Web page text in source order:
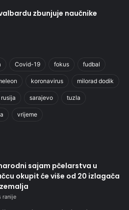
zbunjuje naučnike
Covid-19 fokus fudbal
koronavirus milorad dodik
rusija sarajevo tuzla
vrijeme
sajam pčelarstva u
okupit će više od 20 izlagača
ranije